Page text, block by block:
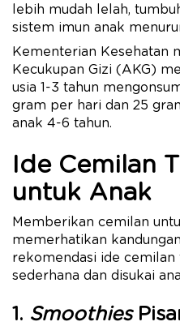
lebih mudah lelah,
sistem imun anak
Kementerian Kesehatan
Kecukupan Gizi (AKG)
usia 1-3 tahun
gram per hari dan 25
anak 4-6 tahun.
Ide Cemilan
untuk Anak
Memberikan cemilan
memerhatikan
rekomendasi ide
sederhana dan disukai
1. Smoothies